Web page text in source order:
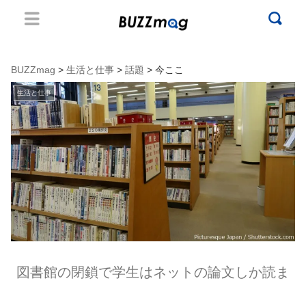
BUZZmag > 生活と仕事 > 話題 > 今ここ
生活と仕事
図書館の閉鎖で学生はネットの論文しか読ま